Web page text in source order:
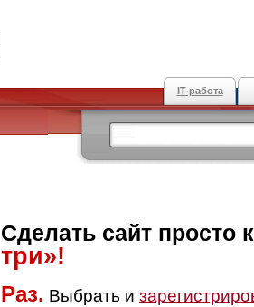
IT-работа
Сделать сайт просто
три»!
Раз. Выбрать и